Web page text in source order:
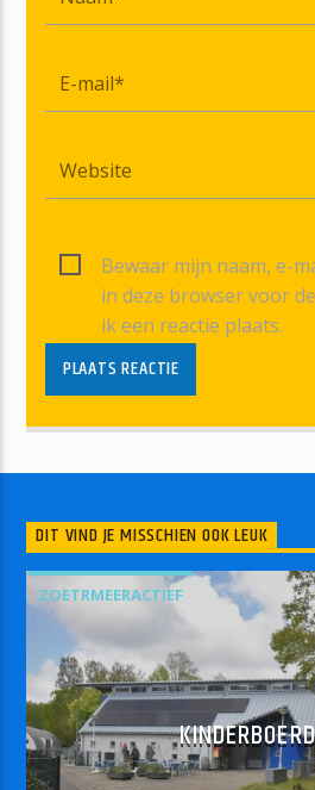
Bewaar mijn naam, e-
in deze browser voor
ik een reactie plaats.
DIT VIND JE MISSCHIEN OOK LEUK
ZOETRMEERACTIEF